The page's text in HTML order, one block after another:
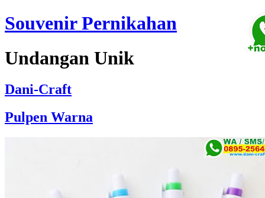
Souvenir Pernikahan
Undangan Unik
Dani-Craft
Pulpen Warna